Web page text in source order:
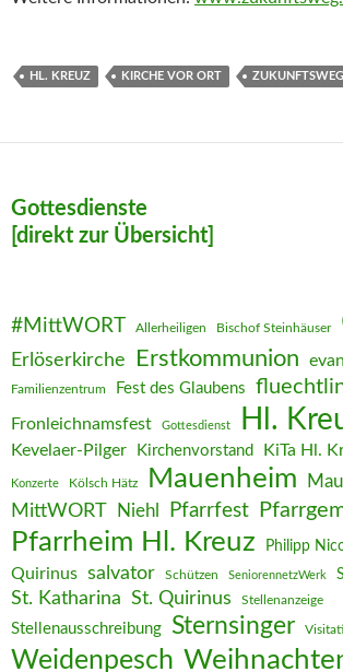
HL. KREUZ KIRCHE VOR ORT ZUKUNFTSWEG
Gottesdienste
[direkt zur Übersicht]
#MittWORT Allerheiligen Bischof Steinhäuser
Erlöserkirche Erstkommunion
Familienzentrum Fest des Glaubens
Fronleichnamsfest Gottesdienst Hl.
Kevelaer-Pilger Kirchenvorstand KiTa Hl.
Konzerte Kölsch Hätz Mauenheim
MittWORT Niehl Pfarrfest
Pfarrheim Hl. Kreuz Philipp
Quirinus salvator Schützen SeniorennetzWerk
St. Katharina St. Quirinus Stellenanzeige
Stellenausschreibung Sternsinger
Weidenpesch